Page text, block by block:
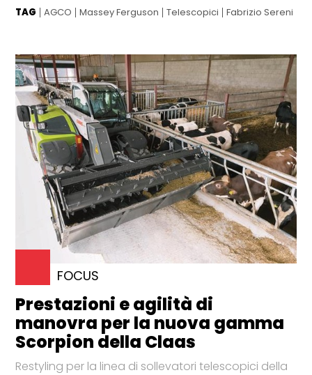
TAG AGCO Massey Ferguson Telescopici Fabrizio Sereni
FOCUS
Prestazioni e agilità di
manovra per la nuova gamma
Scorpion della Claas
Restyling per la linea di sollevatori telescopici della